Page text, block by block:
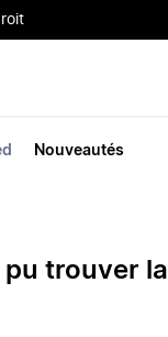
Nouveautés
pu trouver la